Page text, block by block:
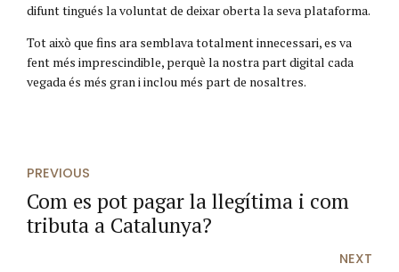
difunt tingués la voluntat de deixar oberta la seva plataforma.
Tot això que fins ara semblava totalment innecessari, es va
fent més imprescindible, perquè la nostra part digital cada
vegada és més gran i inclou més part de nosaltres.
PREVIOUS
Com es pot pagar la llegítima i com
tributa a Catalunya?
NEXT